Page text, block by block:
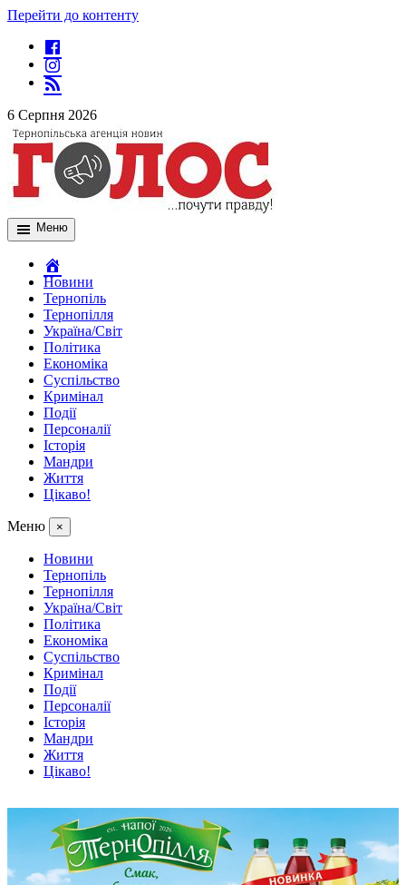
Перейти до контенту
6 Серпня 2026
Меню
Новини
Тернопіль
Тернопілля
Україна/Світ
Політика
Економіка
Суспільство
Кримінал
Події
Персоналії
Історія
Мандри
Життя
Цікаво!
Меню ×
Новини
Тернопіль
Тернопілля
Україна/Світ
Політика
Економіка
Суспільство
Кримінал
Події
Персоналії
Історія
Мандри
Життя
Цікаво!